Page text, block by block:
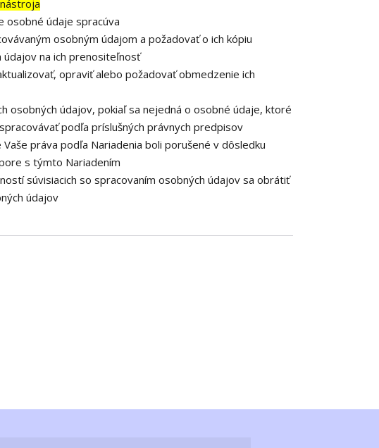
osobné údaje spracúva
osobným údajom a požadovať o ich kópiu
na ich prenositeľnosť
opraviť alebo požadovať obmedzenie ich
osobných údajov, pokiaľ sa nejedná o osobné údaje, ktoré
podľa príslušných právnych predpisov
práva podľa Nariadenia boli porušené v dôsledku
s týmto Nariadením
súvisiacich so spracovaním osobných údajov sa obrátiť
údajov